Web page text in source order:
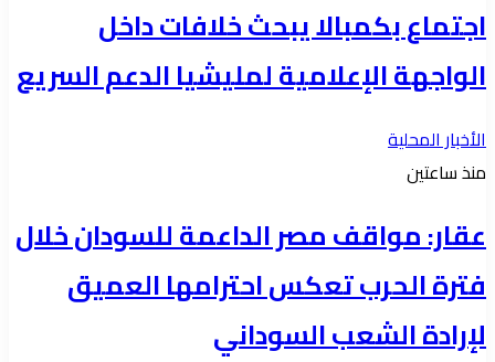
اجتماع بكمبالا يبحث خلافات داخل
الواجهة الإعلامية لمليشيا الدعم السريع
الأخبار المحلية
منذ ساعتين
عقار: مواقف مصر الداعمة للسودان خلال
فترة الحرب تعكس احترامها العميق
لإرادة الشعب السوداني